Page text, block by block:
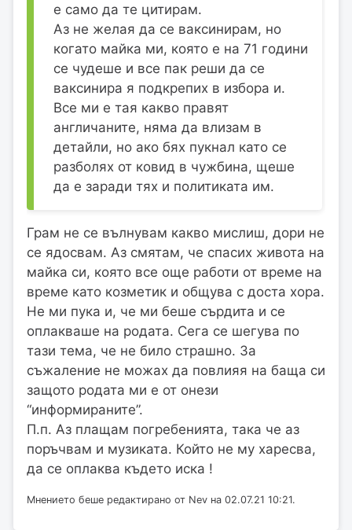
е само да те цитирам.
Аз не желая да се ваксинирам, но
когато майка ми, която е на 71 години
се чудеше и все пак реши да се
ваксинира я подкрепих в избора и.
Все ми е тая какво правят
англичаните, няма да влизам в
детайли, но ако бях пукнал като се
разболях от ковид в чужбина, щеше
да е заради тях и политиката им.
Грам не се вълнувам какво мислиш, дори не
се ядосвам. Аз смятам, че спасих живота на
майка си, която все още работи от време на
време като козметик и общува с доста хора.
Не ми пука и, че ми беше сърдита и се
оплакваше на родата. Сега се шегува по
тази тема, че не било страшно. За
съжаление не можах да повлияя на баща си
защото родата ми е от онези
“информираните”.
П.п. Аз плащам погребенията, така че аз
поръчвам и музиката. Който не му харесва,
да се оплаква където иска !
Мнението беше редактирано от Nev на 02.07.21 10:21.